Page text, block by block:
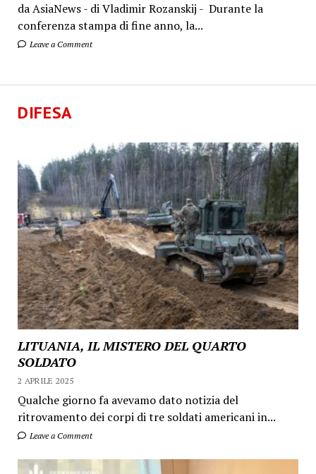
da AsiaNews - di Vladimir Rozanskij - Durante la
conferenza stampa di fine anno, la...
Leave a Comment
DIFESA
LITUANIA, IL MISTERO DEL QUARTO
SOLDATO
2 APRILE 2025
Qualche giorno fa avevamo dato notizia del
ritrovamento dei corpi di tre soldati americani in...
Leave a Comment